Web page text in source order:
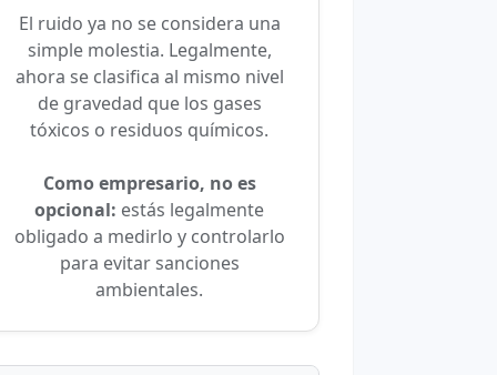
El ruido ya no se considera una
simple molestia. Legalmente,
ahora se clasifica al mismo nivel
de gravedad que los gases
tóxicos o residuos químicos.
Como empresario, no es
opcional: estás legalmente
obligado a medirlo y controlarlo
para evitar sanciones
ambientales.